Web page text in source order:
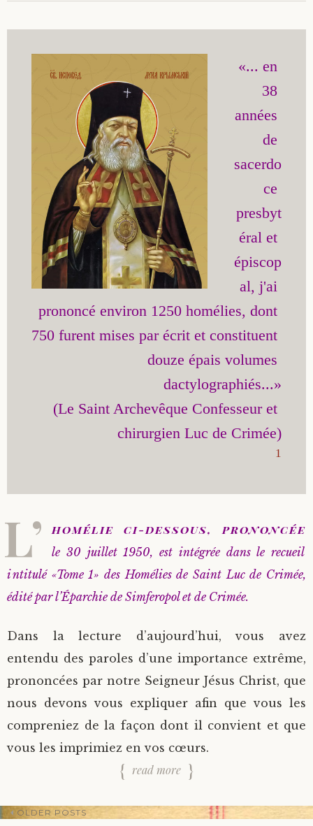
«... en
38
années
de
sacerdo
ce
presbyt
éral et
épiscop
al, j'ai
prononcé environ 1250 homélies, dont
750 furent mises par écrit et constituent
douze épais volumes
dactylographiés...»
(Le Saint Archevêque Confesseur et
chirurgien Luc de Crimée)
1
L’ homélie ci-dessous, prononcée
le 30 juillet 1950, est intégrée dans le recueil
intitulé «Tome 1» des Homélies de Saint Luc de Crimée,
édité par l’Éparchie de Simferopol et de Crimée.
Dans la lecture d’aujourd’hui, vous avez
entendu des paroles d’une importance extrême,
prononcées par notre Seigneur Jésus Christ, que
nous devons vous expliquer afin que vous les
compreniez de la façon dont il convient et que
vous les imprimiez en vos cœurs.
read more
OLDER POSTS